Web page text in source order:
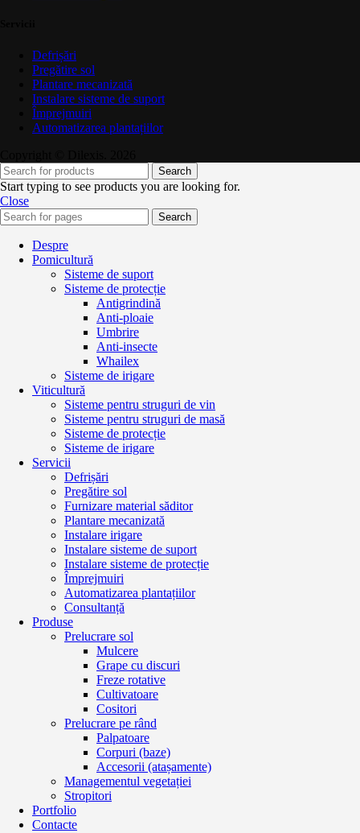
Defrișări
Pregătire sol
Plantare mecanizată
Instalare sisteme de suport
Împrejmuiri
Automatizarea plantațiilor
Search
Start typing to see products you are looking for.
Close
Search
Despre
Pomicultură
Sisteme de suport
Sisteme de protecție
Antigrindină
Anti-ploaie
Umbrire
Anti-insecte
Whailex
Sisteme de irigare
Viticultură
Sisteme pentru struguri de vin
Sisteme pentru struguri de masă
Sisteme de protecție
Sisteme de irigare
Servicii
Defrișări
Pregătire sol
Furnizare material săditor
Plantare mecanizată
Instalare irigare
Instalare sisteme de suport
Instalare sisteme de protecție
Împrejmuiri
Automatizarea plantațiilor
Consultanță
Produse
Prelucrare sol
Mulcere
Grape cu discuri
Freze rotative
Cultivatoare
Cositori
Prelucrare pe rând
Palpatoare
Corpuri (baze)
Accesorii (atașamente)
Managementul vegetației
Stropitori
Portfolio
Contacte